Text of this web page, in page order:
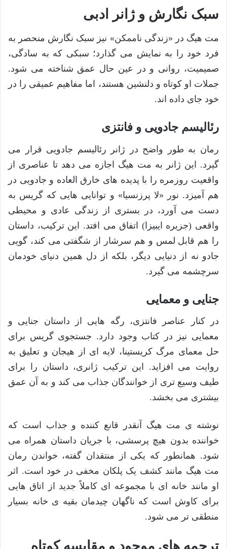
سبک نگارش و ژانر ادبی
مت هیگ در «زندگی ناممکن» نیز سبک نگارش منحصر به
فرد خود را به نمایش می گذارد؛ سبکی که به سادگی،
صمیمیت، روانی و در عین حال عمق شناخته می شود.
جملات او کوتاه و دلنشین هستند، اما مفاهیم عمیقی را در
خود جای داده اند.
رئالیسم جادویی و فانتزی
رمان به طور واضح در ژانر رئالیسم جادویی قرار می
گیرد. این ژانر به مت هیگ اجازه می دهد تا عناصری از
واقعیت روزمره را با پدیده های خارق العاده و جادویی در
هم آمیزد. نور «لا پرزنسیا» و توانایی هایی که گریس به
دست می آورد، در بستری از زندگی عادی و محیطی
واقعی (جزیره ایبیزا) اتفاق می افتد. این ترکیب، داستان
را هم قابل لمس و هم سرشار از شگفتی می کند، گویی
جادو نه از دنیایی دیگر، بلکه از دل همین دنیای خودمان
سرچشمه می گیرد.
جنایی و معمایی
در کنار عناصر فانتزی، رگه هایی از داستان جنایی و
معمایی نیز در کتاب وجود دارد. جستجوی گریس برای
حل معمای مرگ کریستینا، لایه ای از هیجان و تعلیق به
روایت می افزاید. این ترکیب ژانری، داستان را برای
طیف وسیع تری از خوانندگان جذاب می کند و به آن عمق
بیشتری می بخشد.
نوشته ی مت هیگ آنقدر قانع کننده و جذاب است که
خواننده بدون هیچ پرسشی، با جریان داستان همراه می
شود. همانطور که یکی از منتقدان گفته، خواندن رمان
مت هیگ مانند کشف یک پلکان مخفی در خود است. اثر
او مانند خانه ای با مجموعه ای کاملاً جدید از اتاق هایی
برای کاوش است که ناگهان چیدمان بقیه ی خانه بسیار
منطقی تر می شود.